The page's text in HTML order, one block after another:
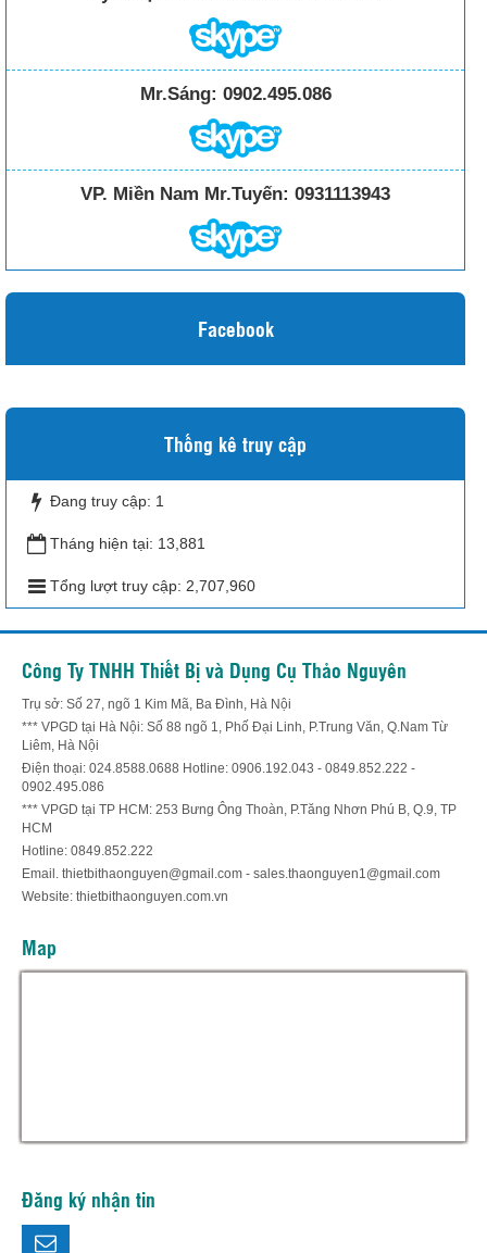
Mr.Sáng: 0902.495.086
VP. Miền Nam Mr.Tuyến: 0931113943
Facebook
Thống kê truy cập
Đang truy cập: 1
Tháng hiện tại: 13,881
Tổng lượt truy cập: 2,707,960
Công Ty TNHH Thiết Bị và Dụng Cụ Thảo Nguyên
Trụ sở: Số 27, ngõ 1 Kim Mã, Ba Đình, Hà Nội
*** VPGD tại Hà Nội: Số 88 ngõ 1, Phố Đại Linh, P.Trung Văn, Q.Nam Từ
Liêm, Hà Nội
Điện thoại: 024.8588.0688 Hotline: 0906.192.043 - 0849.852.222 -
0902.495.086
*** VPGD tại TP HCM: 253 Bưng Ông Thoàn, P.Tăng Nhơn Phú B, Q.9, TP
HCM
Hotline: 0849.852.222
Email. thietbithaonguyen@gmail.com - sales.thaonguyen1@gmail.com
Website: thietbithaonguyen.com.vn
Map
Đăng ký nhận tin